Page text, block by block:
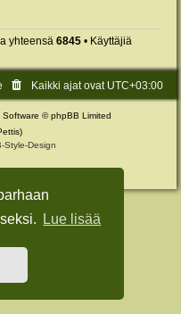
Lue lisää
yhteensä 6845 • Käyttäjiä
Kaikki ajat ovat UTC+03:00
Software © phpBB Limited
Style-Design